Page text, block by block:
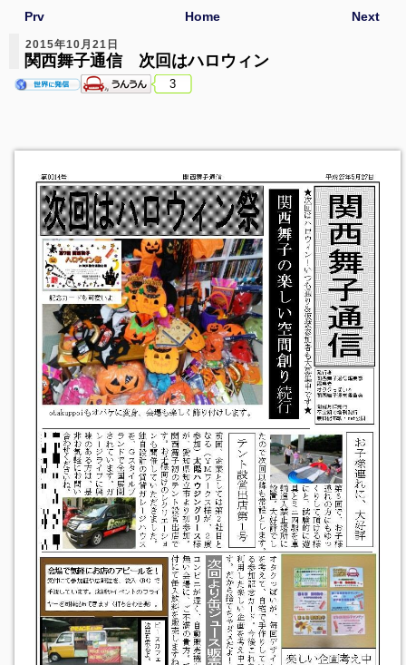
Next
Prv Home
2015年10月21日
関西舞子通信 次回はハロウィン
3